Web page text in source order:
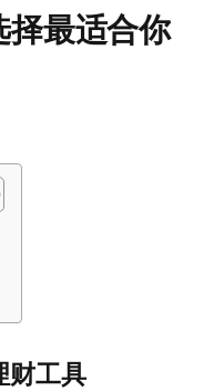
最适合你
财工具